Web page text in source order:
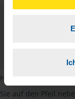
unserer
Hinweis:
Sie auf den Pfeil